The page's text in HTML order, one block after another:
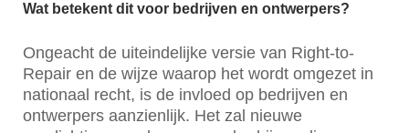
Wat betekent dit voor bedrijven en ontwerpers?
Ongeacht de uiteindelijke versie van Right-to-
Repair en de wijze waarop het wordt omgezet in
nationaal recht, is de invloed op bedrijven en
ontwerpers aanzienlijk. Het zal nieuwe